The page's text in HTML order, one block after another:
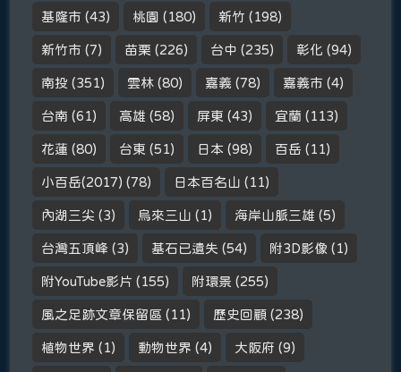
基隆市 (43) 桃園 (180) 新竹 (198)
新竹市 (7) 苗栗 (226) 台中 (235) 彰化 (94)
南投 (351) 雲林 (80) 嘉義 (78) 嘉義市 (4)
台南 (61) 高雄 (58) 屏東 (43) 宜蘭 (113)
花蓮 (80) 台東 (51) 日本 (98) 百岳 (11)
小百岳(2017) (78) 日本百名山 (11)
內湖三尖 (3) 烏來三山 (1) 海岸山脈三雄 (5)
台灣五頂峰 (3) 基石已遺失 (54) 附3D影像 (1)
附YouTube影片 (155) 附環景 (255)
風之足跡文章保留區 (11) 歷史回顧 (238)
植物世界 (1) 動物世界 (4) 大阪府 (9)